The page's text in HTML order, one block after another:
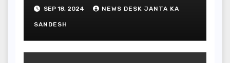
SEP 18, 2024 NEWS DESK JANTA KA
SANDESH